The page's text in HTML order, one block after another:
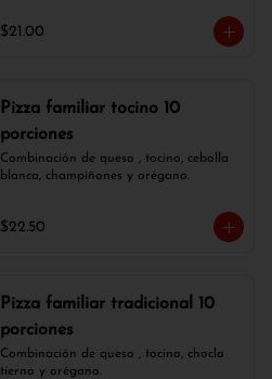
$21.00
Pizza familiar tocino 10
porciones
Combinación de queso , tocino, cebolla
blanca, champiñones y orégano.
$22.50
Pizza familiar tradicional 10
porciones
Combinación de queso , tocino, choclo
tierno y orégano.